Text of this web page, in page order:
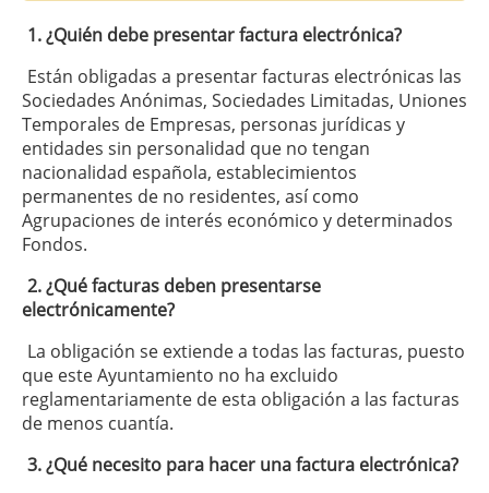
1. ¿Quién debe presentar factura electrónica?
Están obligadas a presentar facturas electrónicas las
Sociedades Anónimas, Sociedades Limitadas, Uniones
Temporales de Empresas, personas jurídicas y
entidades sin personalidad que no tengan
nacionalidad española, establecimientos
permanentes de no residentes, así como
Agrupaciones de interés económico y determinados
Fondos.
2. ¿Qué facturas deben presentarse
electrónicamente?
La obligación se extiende a todas las facturas, puesto
que este Ayuntamiento no ha excluido
reglamentariamente de esta obligación a las facturas
de menos cuantía.
3. ¿Qué necesito para hacer una factura electrónica?